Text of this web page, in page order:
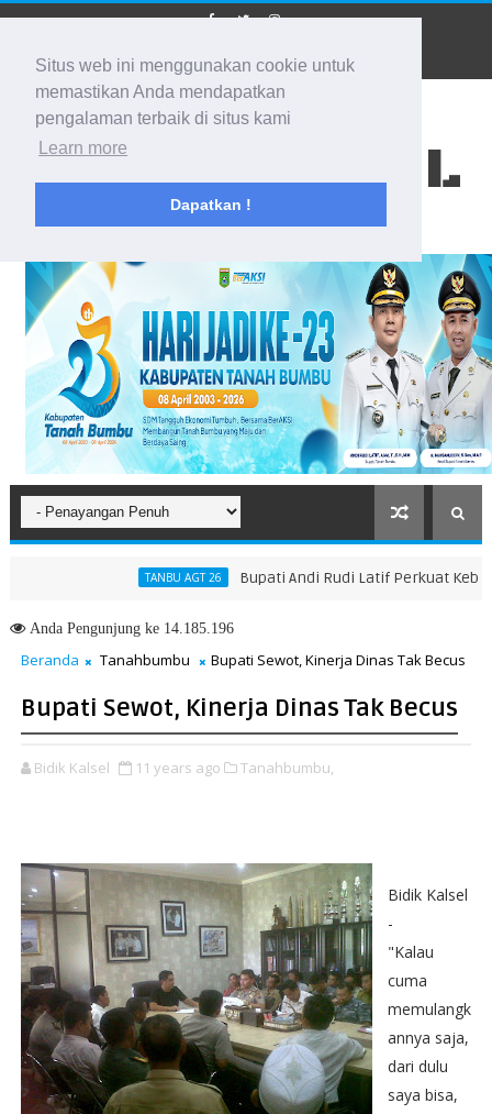
Situs web ini menggunakan cookie untuk
memastikan Anda mendapatkan
pengalaman terbaik di situs kami
Learn more
Dapatkan !
BIDIK KALSEL
Membidik Ke Segala Arah
TANBU AGT 26 Bupati Andi Rudi Latif Perkuat Kebijakan
Menuju Masa Depan yang Lebih Hijau dan Gemilang
AndaPengunjung ke 14.185.196
Beranda Tanahbumbu Bupati Sewot, Kinerja Dinas Tak Becus
Bupati Sewot, Kinerja Dinas Tak Becus
Bidik Kalsel 11 years ago Tanahbumbu,
Bidik Kalsel
-
"Kalau
cuma
memulangk
annya saja,
dari dulu
saya bisa,